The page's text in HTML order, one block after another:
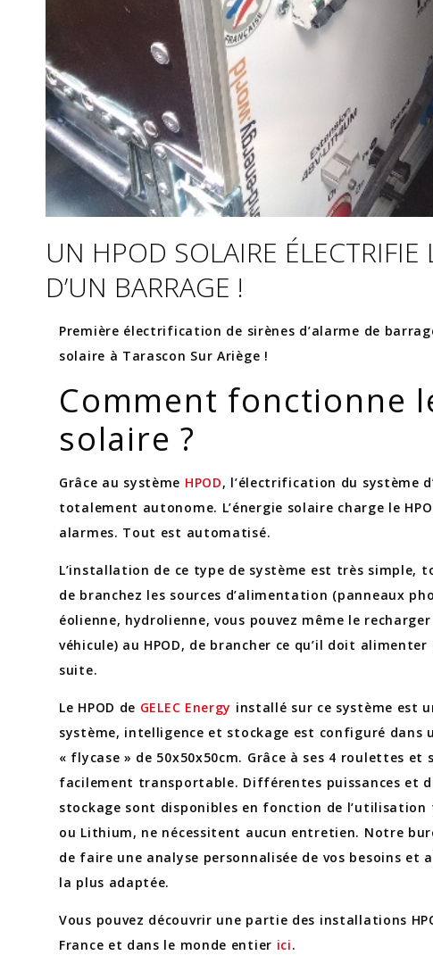
UN HPOD SOLAIRE ÉLECTRIFIE
D’UN BARRAGE !
Première électrification de sirènes d’alarme de
solaire à Tarascon Sur Ariège !
Comment fonctionne
solaire ?
Grâce au système HPOD, l’électrification du système
totalement autonome. L’énergie solaire charge le
alarmes. Tout est automatisé.
L’installation de ce type de système est très simple,
de branchez les sources d’alimentation (panneaux
éolienne, hydrolienne, vous pouvez même le
véhicule) au HPOD, de brancher ce qu’il doit
suite.
Le HPOD de GELEC Energy installé sur ce système est
système, intelligence et stockage est configuré dans
« flycase » de 50x50x50cm. Grâce à ses 4 roulettes et
facilement transportable. Différentes puissances et
stockage sont disponibles en fonction de l’utilisation
ou Lithium, ne nécessitent aucun entretien. Notre
de faire une analyse personnalisée de vos besoins et
la plus adaptée.
Vous pouvez découvrir une partie des installations
France et dans le monde entier ici.